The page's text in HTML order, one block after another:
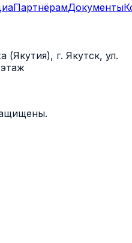
ПартнёрамДокументы
(Якутия), г. Якутск, ул.